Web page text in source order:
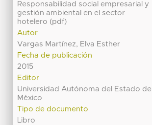
Responsabilidad social empresarial y
gestión ambiental en el sector
hotelero (pdf)
Autor
Vargas Martínez, Elva Esther
Fecha de publicación
2015
Editor
Universidad Autónoma del Estado de
México
Tipo de documento
Libro